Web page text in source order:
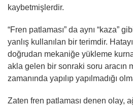
kaybetmişlerdir.
“Fren patlaması” da aynı “kaza”
yanlış kullanılan bir terimdir.
doğrudan mekaniğe yükleme
akla gelen bir sonraki soru aracın
zamanında yapılıp yapılmadığı
Zaten fren patlaması denen olay,